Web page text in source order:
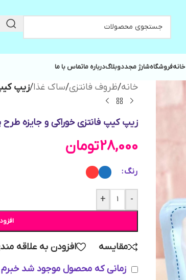
خانهفروشگاهشارژ مجددوبلاگدرباره ماتماس با ما
خانه/ظروف فانتزی/ساک غذا/زیپ
زیپ کیپ فانتزی خوراکی و جایزه طرح
28,000تومان
رنگ
-
+
مقایسه
افزودن به علاقه
زمانی که محصول موجود شد